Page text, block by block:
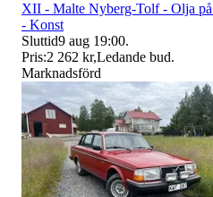
XII - Malte Nyberg-Tolf - Olja
- Konst
Sluttid9 aug 19:00.
Pris:2 262 kr,Ledande bud.
Marknadsförd